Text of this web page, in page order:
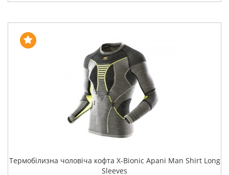
Термобілизна чоловіча кофта X-Bionic Apani Man Shirt Long
Sleeves